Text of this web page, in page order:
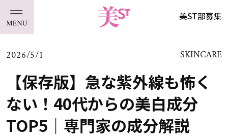
美ST部募集
2026/5/1 SKINCARE
【保存版】急な紫外線も怖く
ない！40代からの美白成分
TOP5｜専門家の成分解説